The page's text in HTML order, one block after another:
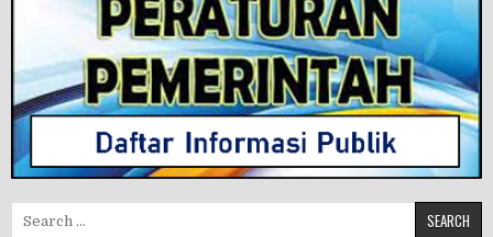
Search for: